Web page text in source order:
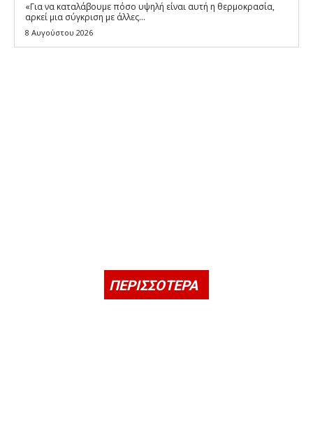
«Για να καταλάβουμε πόσο υψηλή είναι αυτή η θερμοκρασία,
αρκεί μια σύγκριση με άλλες...
8 Αυγούστου 2026
ΠΕΡΙΣΣΟΤΕΡΑ